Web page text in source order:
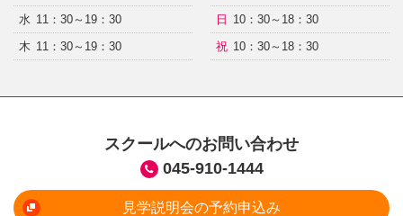
水 11：30～19：30
木 11：30～19：30
日
10：30～18：30
祝 10：30～18：30
スクールへのお問い合わせ
045-910-1444
見学説明会の予約申込み